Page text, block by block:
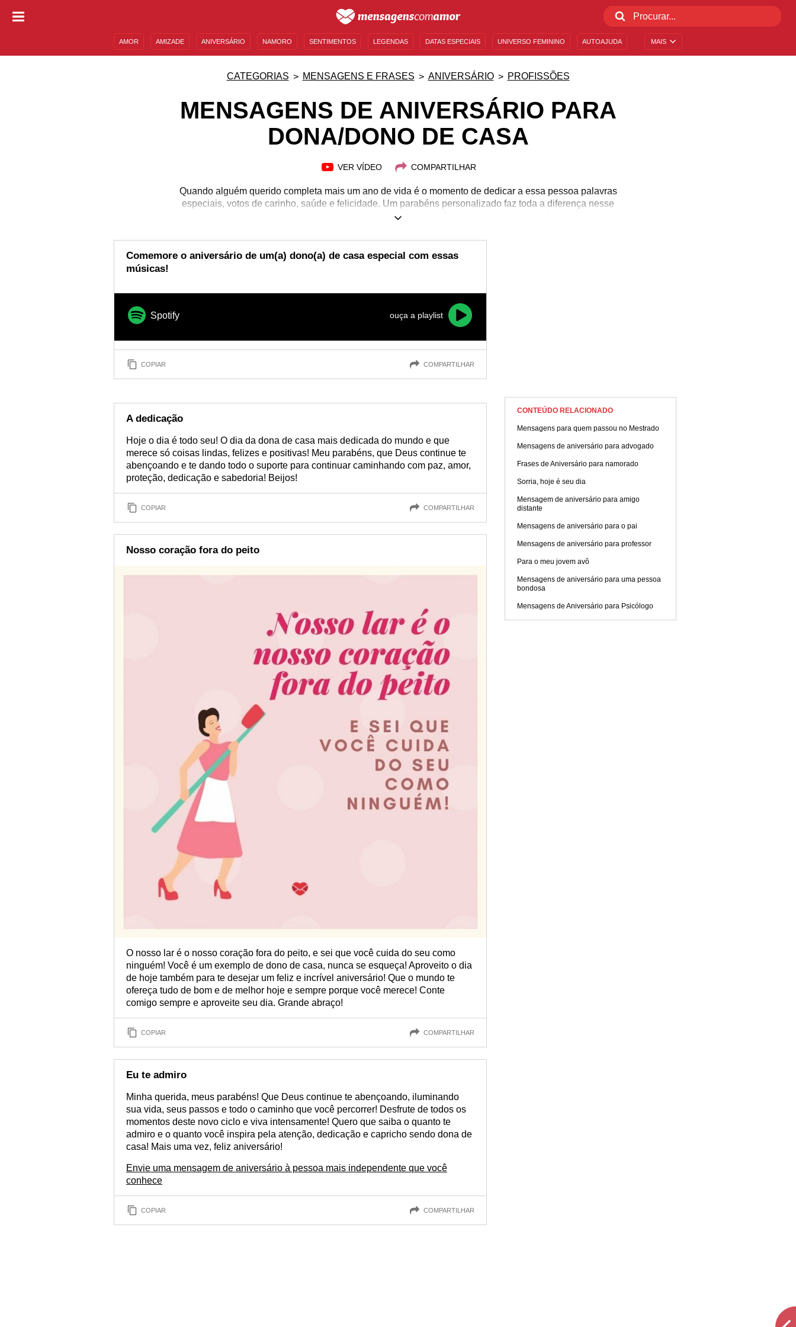
MAIS
AMOR AMIZADE ANIVERSÁRIO NAMORO SENTIMENTOS LEGENDAS DATAS ESPECIAIS UNIVERSO FEMININO AUTOAJUDA
CATEGORIAS MENSAGENS E FRASES ANIVERSÁRIO PROFISSÕES
MENSAGENS DE ANIVERSÁRIO PARA
DONA/DONO DE CASA
VER VÍDEO COMPARTILHAR
Quando alguém querido completa mais um ano de vida é o momento de dedicar a essa pessoa palavras
especiais, votos de carinho, saúde e felicidade. Um parabéns personalizado faz toda a diferença nesse
momento! A dona ou o dono de casa irão adorar ter seu trabalho valorizado em seu aniversário, por isso inspire-
especialmente para a pessoa que faz da casa um lar. Muito dedicados e empenhados, as donas e donos de
casa vão apreciar esse gesto de carinho. Deseje um feliz aniversário cheio de carinho e reconhecimento a todos
Comemore o aniversário de um(a) dono(a) de casa especial com essas
músicas!
Spotify ouça a playlist
COPIAR COMPARTILHAR
A dedicação
Hoje o dia é todo seu! O dia da dona de casa mais dedicada do mundo e que
merece só coisas lindas, felizes e positivas! Meu parabéns, que Deus continue te
abençoando e te dando todo o suporte para continuar caminhando com paz, amor,
proteção, dedicação e sabedoria! Beijos!
COPIAR COMPARTILHAR
Nosso coração fora do peito
O nosso lar é o nosso coração fora do peito, e sei que você cuida do seu como
ninguém! Você é um exemplo de dono de casa, nunca se esqueça! Aproveito o dia
de hoje também para te desejar um feliz e incrível aniversário! Que o mundo te
ofereça tudo de bom e de melhor hoje e sempre porque você merece! Conte
comigo sempre e aproveite seu dia. Grande abraço!
COPIAR COMPARTILHAR
Eu te admiro
Minha querida, meus parabéns! Que Deus continue te abençoando, iluminando
sua vida, seus passos e todo o caminho que você percorrer! Desfrute de todos os
momentos deste novo ciclo e viva intensamente! Quero que saiba o quanto te
admiro e o quanto você inspira pela atenção, dedicação e capricho sendo dona de
casa! Mais uma vez, feliz aniversário!
Envie uma mensagem de aniversário à pessoa mais independente que você
conhece
COPIAR COMPARTILHAR
CONTEÚDO RELACIONADO
Mensagens para quem passou no Mestrado
Mensagens de aniversário para advogado
Frases de Aniversário para namorado
Sorria, hoje é seu dia
Mensagem de aniversário para amigo
distante
Mensagens de aniversário para o pai
Mensagens de aniversário para professor
Para o meu jovem avô
Mensagens de aniversário para uma pessoa
bondosa
Mensagens de Aniversário para Psicólogo